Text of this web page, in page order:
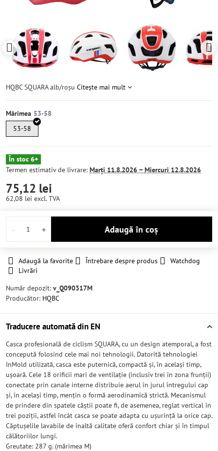
HQBC SQUARA alb/roșu Citește mai mult
Mărimea
53-58
În stoc 6+
Termen estimativ de livrare: Marți 11.8.2026 − Miercuri 12.8.2026
75,12 lei
62,08 lei excl. TVA
Adaugă în coș
Adaugă la favorite Întrebare despre produs
Watchdog
Livrări
Număr depozit: v_Q090317M
Producător: HQBC
Traducere automată din EN
Casca profesională de ciclism SQUARA, cu un design atemporal, a fost
concepută folosind cele mai noi tehnologii. Datorită tehnologiei
InMold utilizată, casca este puternică, compactă și, în același timp,
ușoară. Cele 18 orificii mari de ventilație (inclusiv trei în zona frunții)
conectate prin canale interne distribuie aerul în jurul întregului cap
și, în același timp, mențin o formă aerodinamică strictă. Mecanismul
de prindere din spatele căștii poate fi, de asemenea, reglat vertical în
trei poziții, astfel încât casca se poate adapta cu ușurință la orice cap.
Căptușelile lavabile de înaltă calitate oferă confort chiar și în timpul
călătoriilor lungi.
Greutate: 287 g. (mărimea M)